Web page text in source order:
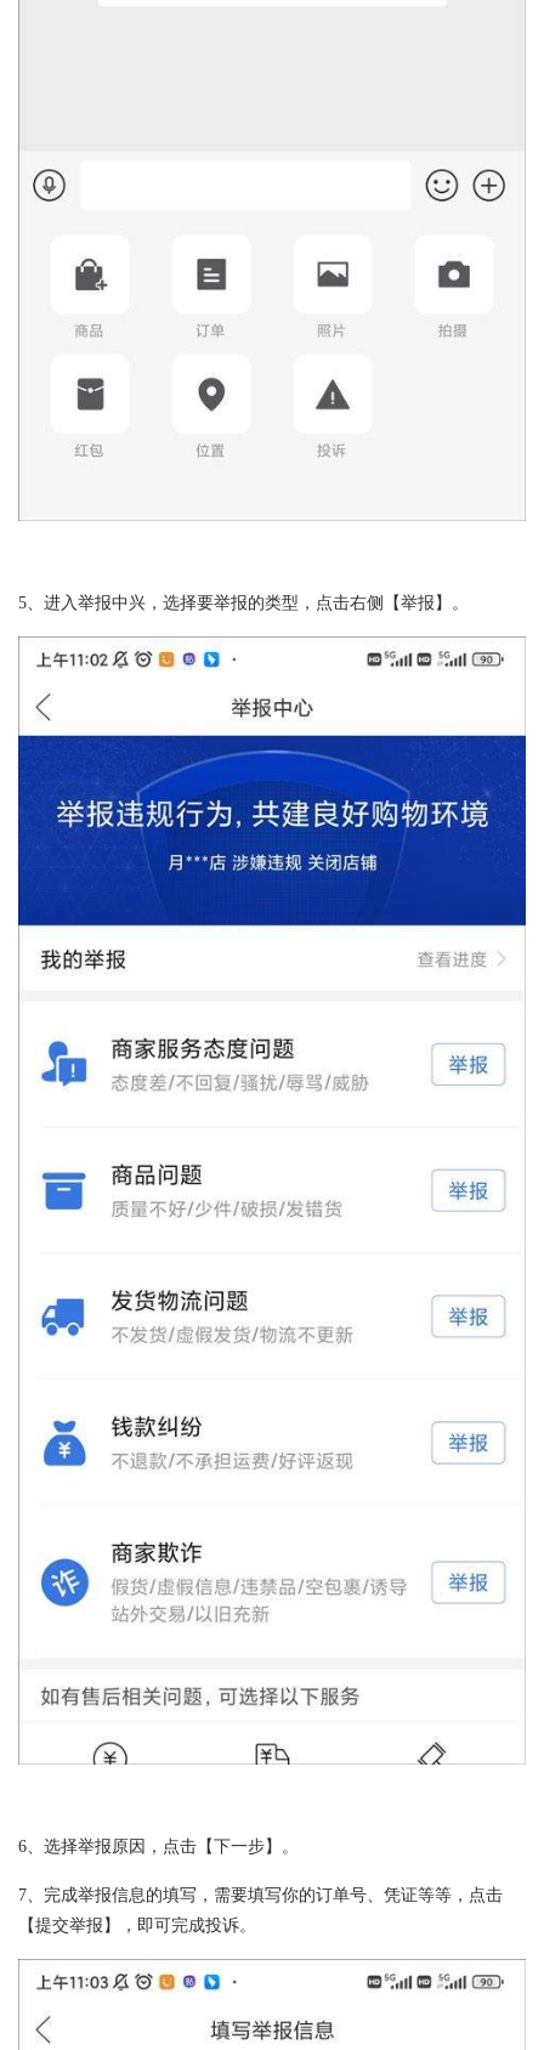
5、进入举报中兴，选择要举报的类型，点击右侧【举报】。
6、选择举报原因，点击【下一步】。
7、完成举报信息的填写，需要填写你的订单号、凭证等等，点击
【提交举报】，即可完成投诉。